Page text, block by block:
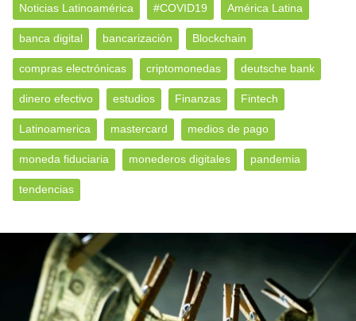
Noticias Latinoamérica #COVID19 América Latina
banca digital bancarización Blockchain
compras electrónicas criptomonedas deutsche bank
dinero efectivo estudios Finanzas Fintech
Latinoamerica mastercard medios de pago
moneda fiduciaria monederos digitales pandemia
tendencias